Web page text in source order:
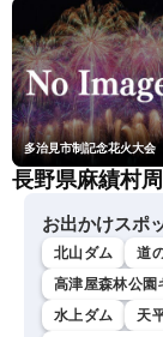
多治見市制記念花火大会
長野県麻績村
お出かけスポ
北山ダム 道
高津屋森林公園
水上ダム
天